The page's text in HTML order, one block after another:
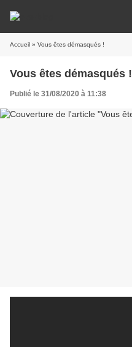
Accueil » Vous êtes démasqués !
Vous êtes démasqués !
Publié le 31/08/2020 à 11:38